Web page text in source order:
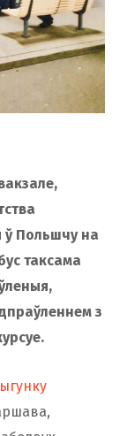
ў Польшчу на
таксама
з